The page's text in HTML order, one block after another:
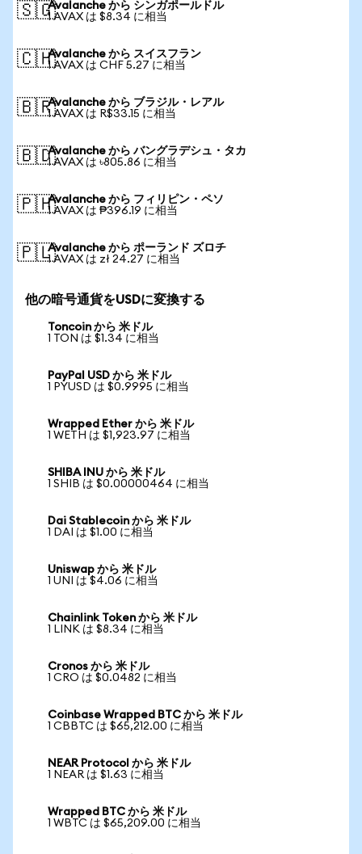
🇸🇬Avalanche から シンガポールドル
1 AVAX は $8.34 に相当
🇨🇭Avalanche から スイスフラン
1 AVAX は CHF 5.27 に相当
🇧🇷Avalanche から ブラジル・レアル
1 AVAX は R$33.15 に相当
🇧🇩Avalanche から バングラデシュ・タカ
1 AVAX は ৳805.86 に相当
🇵🇭Avalanche から フィリピン・ペソ
1 AVAX は ₱396.19 に相当
🇵🇱Avalanche から ポーランド ズロチ
1 AVAX は zł 24.27 に相当
他の暗号通貨をUSDに変換する
Toncoin から 米ドル
1 TON は $1.34 に相当
PayPal USD から 米ドル
1 PYUSD は $0.9995 に相当
Wrapped Ether から 米ドル
1 WETH は $1,923.97 に相当
SHIBA INU から 米ドル
1 SHIB は $0.00000464 に相当
Dai Stablecoin から 米ドル
1 DAI は $1.00 に相当
Uniswap から 米ドル
1 UNI は $4.06 に相当
Chainlink Token から 米ドル
1 LINK は $8.34 に相当
Cronos から 米ドル
1 CRO は $0.0482 に相当
Coinbase Wrapped BTC から 米ドル
1 CBBTC は $65,212.00 に相当
NEAR Protocol から 米ドル
1 NEAR は $1.63 に相当
Wrapped BTC から 米ドル
1 WBTC は $65,209.00 に相当